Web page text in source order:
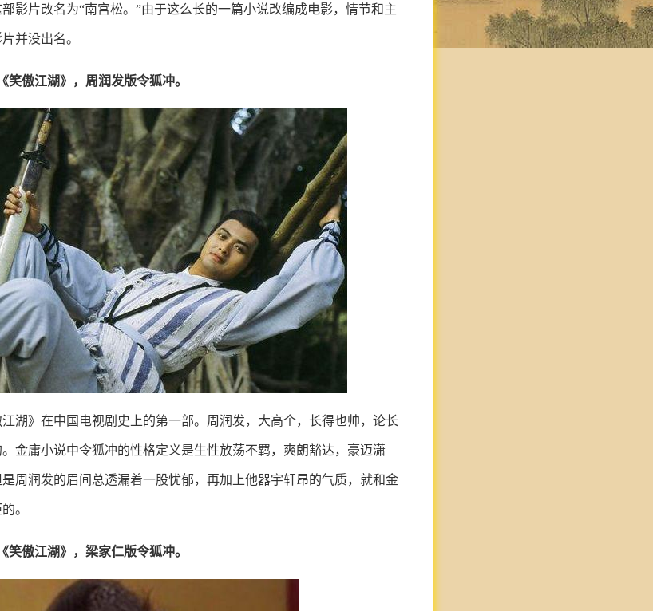
影片改名为“南宫松。”由于这么长的一篇小说改编成电影，情节和主
并没出名。
笑傲江湖》，周润发版令狐冲。
湖》在中国电视剧史上的第一部。周润发，大高个，长得也帅，论长
金庸小说中令狐冲的性格定义是生性放荡不羁，爽朗豁达，豪迈潇
周润发的眉间总透漏着一股忧郁，再加上他器宇轩昂的气质，就和金
。
笑傲江湖》，梁家仁版令狐冲。